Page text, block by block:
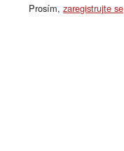
Prosím,zaregistrujte se